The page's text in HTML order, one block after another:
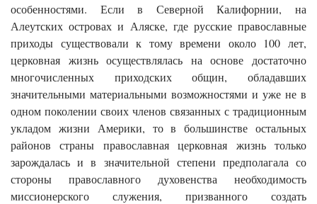
особенностями. Если в Северной Калифорнии, на
Алеутских островах и Аляске, где русские православные
приходы существовали к тому времени около 100 лет,
церковная жизнь осуществлялась на основе достаточно
многочисленных приходских общин, обладавших
значительными материальными возможностями и уже не в
одном поколении своих членов связанных с традиционным
укладом жизни Америки, то в большинстве остальных
районов страны православная церковная жизнь только
зарождалась и в значительной степени предполагала со
стороны православного духовенства необходимость
миссионерского служения, призванного создать